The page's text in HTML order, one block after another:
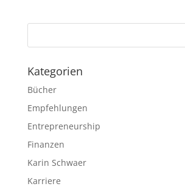
Kategorien
Bücher
Empfehlungen
Entrepreneurship
Finanzen
Karin Schwaer
Karriere